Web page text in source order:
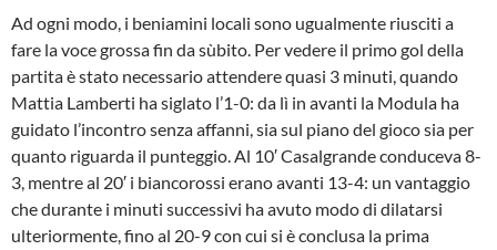
Ad ogni modo, i beniamini locali sono ugualmente riusciti a
fare la voce grossa fin da sùbito. Per vedere il primo gol della
partita è stato necessario attendere quasi 3 minuti, quando
Mattia Lamberti ha siglato l’1-0: da lì in avanti la Modula ha
guidato l’incontro senza affanni, sia sul piano del gioco sia per
quanto riguarda il punteggio. Al 10′ Casalgrande conduceva 8-
3, mentre al 20′ i biancorossi erano avanti 13-4: un vantaggio
che durante i minuti successivi ha avuto modo di dilatarsi
ulteriormente, fino al 20-9 con cui si è conclusa la prima